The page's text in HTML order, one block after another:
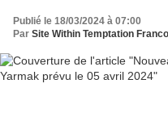
Publié le 18/03/2024 à 07:00
Par Site Within Temptation